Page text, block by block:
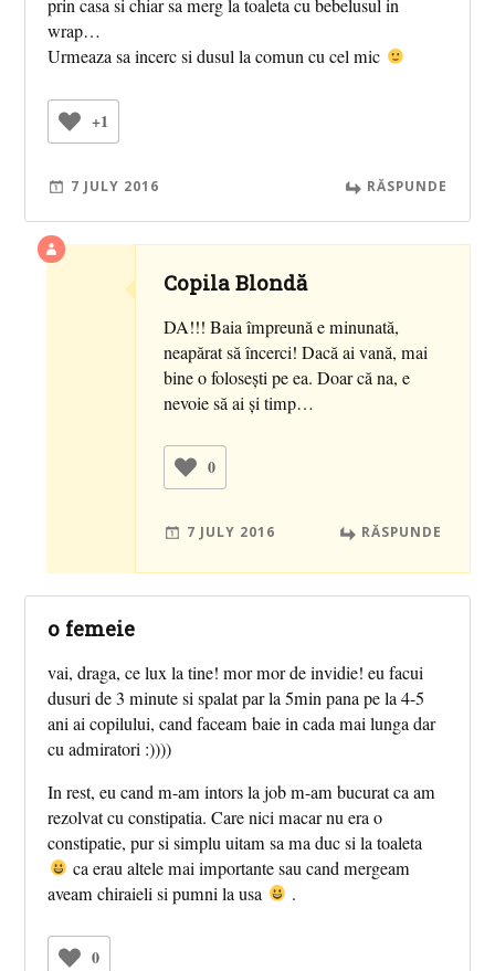
prin casa si chiar sa merg la toaleta cu bebelusul in
wrap…
Urmeaza sa incerc si dusul la comun cu cel mic
+1
7 JULY 2016 RĂSPUNDE
Copila Blondă
DA!!! Baia împreună e minunată,
neapărat să încerci! Dacă ai vană, mai
bine o foloseşti pe ea. Doar că na, e
nevoie să ai şi timp…
0
7 JULY 2016 RĂSPUNDE
o femeie
vai, draga, ce lux la tine! mor mor de invidie! eu facui
dusuri de 3 minute si spalat par la 5min pana pe la 4-5
ani ai copilului, cand faceam baie in cada mai lunga dar
cu admiratori :))))
In rest, eu cand m-am intors la job m-am bucurat ca am
rezolvat cu constipatia. Care nici macar nu era o
constipatie, pur si simplu uitam sa ma duc si la toaleta
ca erau altele mai importante sau cand mergeam
aveam chiraieli si pumni la usa
.
0